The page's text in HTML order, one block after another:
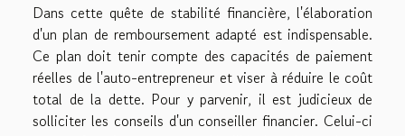
Dans cette quête de stabilité financière, l'élaboration
d'un plan de remboursement adapté est indispensable.
Ce plan doit tenir compte des capacités de paiement
réelles de l'auto-entrepreneur et viser à réduire le coût
total de la dette. Pour y parvenir, il est judicieux de
solliciter les conseils d'un conseiller financier. Celui-ci